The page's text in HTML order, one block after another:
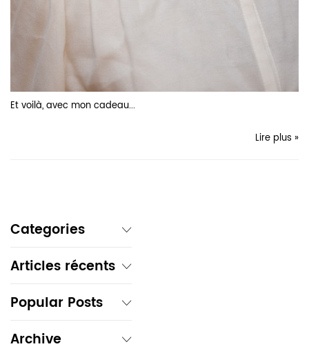
Et voilà, avec mon cadeau...
Lire plus »
Categories
Articles récents
Popular Posts
Archive